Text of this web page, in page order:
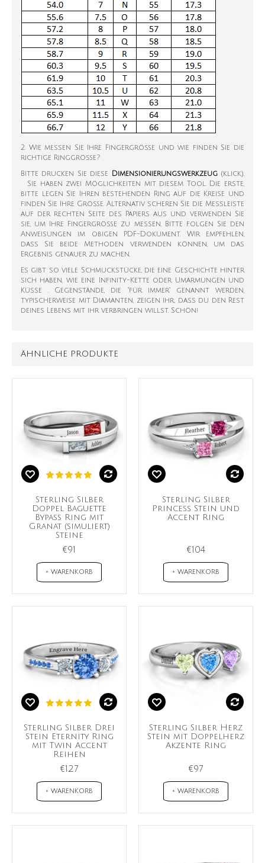
2. Wie messen Sie Ihre Fingergröße und wie finden Sie die
richtige Ringgröße?
Bitte drucken Sie diese Dimensionierungswerkzeug (klick).
Sie haben zwei Möglichkeiten mit diesem Tool. Die erste,
bitte legen Sie Ihren bestehenden Ring auf die Kreise und
finden Sie Ihre Größe. Alternativ scheren Sie die Messleiste
auf der rechten Seite des Papiers aus und verwenden Sie
sie, um Ihre Fingergröße zu messen. Bitte folgen Sie den
Anweisungen im obigen PDF-Dokument. Wir empfehlen,
dass Sie beide Methoden verwenden können, um das
Ergebnis genauer zu machen.
Es gibt so viele Schmuckstücke, die eine Geschichte hinter
sich haben, wie eine Infinity-Kette oder Umarmungen und
Küsse . Gegenstände, die "für immer" genannt werden,
typischerweise mit Diamanten, zeigen ihr, dass du den Rest
deines Lebens mit ihr verbringen willst. Schön!
ÄHNLICHE PRODUKTE
Sterling Silber
Doppel Baguette
Bypass Ring mit
Granat (simuliert)
Steine
€91
+ WARENKORB
Sterling Silber
Princess Stein und
Accent Ring
€104
+ WARENKORB
Sterling Silber Drei
Stein Eternity Ring
mit Twin Accent
Reihen
€127
+ WARENKORB
Sterling Silber Herz
Stein mit Doppelherz
Akzente Ring
€97
+ WARENKORB